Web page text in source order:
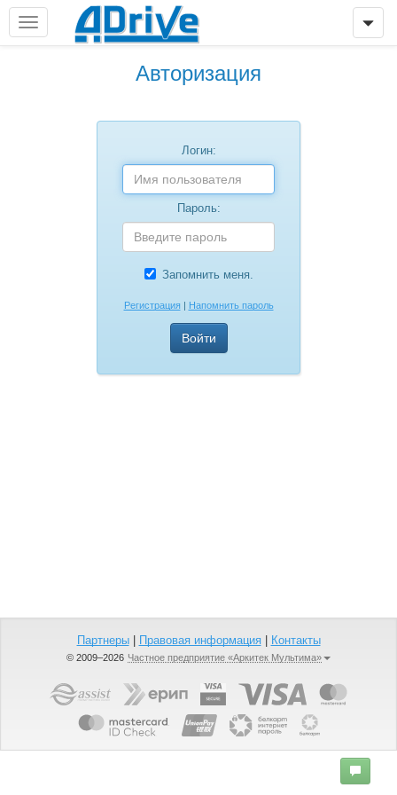
Авторизация
Логин:
Пароль:
Запомнить меня.
Регистрация| Напомнить пароль
Партнеры| Правовая информация| Контакты
© 2009–2026 Частное предприятие «Аркитек Мультима»